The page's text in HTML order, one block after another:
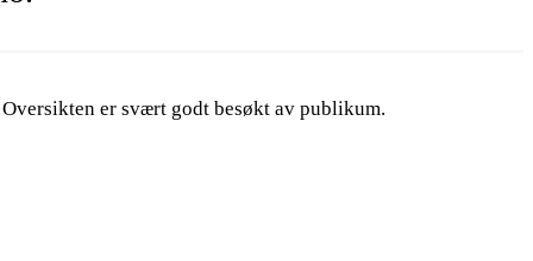
Oversikten er svært godt besøkt av publikum.